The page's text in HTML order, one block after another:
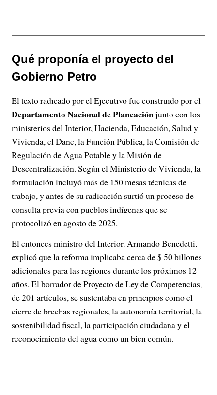
Qué proponía el proyecto del
Gobierno Petro
El texto radicado por el Ejecutivo fue construido por el
Departamento Nacional de Planeaciónjunto con los
ministerios del Interior, Hacienda, Educación, Salud y
Vivienda, el Dane, la Función Pública, la Comisión de
Regulación de Agua Potable y la Misión de
Descentralización. Según el Ministerio de Vivienda, la
formulación incluyó más de 150 mesas técnicas de
trabajo, y antes de su radicación surtió un proceso de
consulta previa con pueblos indígenas que se
protocolizó en agosto de 2025.
El entonces ministro del Interior, Armando Benedetti,
explicó que la reforma implicaba cerca de $ 50 billones
adicionales para las regiones durante los próximos 12
años. El borrador de Proyecto de Ley de Competencias,
de 201 artículos, se sustentaba en principios como el
cierre de brechas regionales, la autonomía territorial, la
sostenibilidad fiscal, la participación ciudadana y el
reconocimiento del agua como un bien común.